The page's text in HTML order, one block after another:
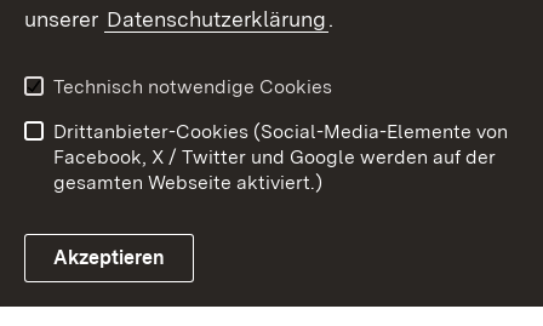
Link zum Landesportal
Barrierefreiheit
Benutzungshinweise
Impressum
Cookies
unserer Datenschutzerklärung.
Technisch notwendige Cookies
Drittanbieter-Cookies (Social-Media-Elemente von
Facebook, X / Twitter und Google werden auf der
gesamten Webseite aktiviert.)
Akzeptieren